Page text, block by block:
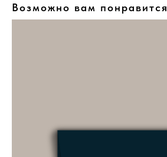
Возможно вам понравится